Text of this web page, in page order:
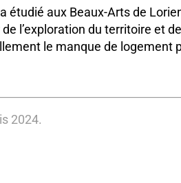
étudié aux Beaux-Arts de
l’exploration du territoire et
le manque de
2024.